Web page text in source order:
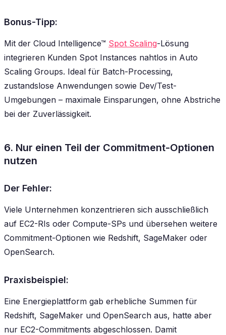
Bonus-Tipp:
Mit der Cloud Intelligence™ Spot Scaling-Lösung
integrieren Kunden Spot Instances nahtlos in Auto
Scaling Groups. Ideal für Batch-Processing,
zustandslose Anwendungen sowie Dev/Test-
Umgebungen – maximale Einsparungen, ohne Abstriche
bei der Zuverlässigkeit.
6. Nur einen Teil der Commitment-Optionen
nutzen
Der Fehler:
Viele Unternehmen konzentrieren sich ausschließlich
auf EC2-RIs oder Compute-SPs und übersehen weitere
Commitment-Optionen wie Redshift, SageMaker oder
OpenSearch.
Praxisbeispiel:
Eine Energieplattform gab erhebliche Summen für
Redshift, SageMaker und OpenSearch aus, hatte aber
nur EC2-Commitments abgeschlossen. Damit